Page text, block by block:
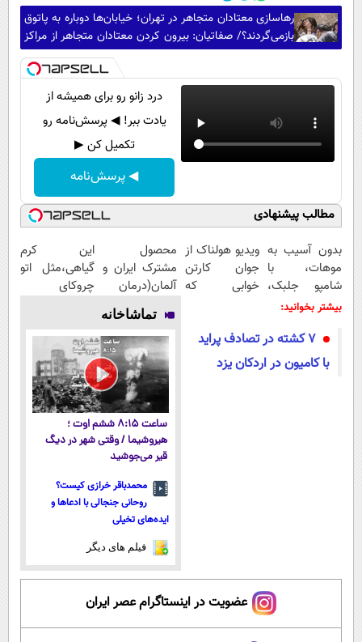
رهاسازی معتادان متجاهر در تهران؛ خیابان‌ها دوباره به پاتوق
بازمی‌گردند؟/ صفاتیان: بیرون کردن معتادان متجاهر از مراکز
فقط یک بهانه است
درد زانو رو برای همیشه از
یادت ببر! ◀ پرسش‌نامه رو
تکمیل کن ▶
◀ پرسش‌نامه
مطالب پیشنهادی
بدون آسیب به
موهات، با
شامپو جلبک،
جلوی ریزششون
ویدیو هولناک از
جوان کارتن
خوابی که
محصول
مشترک ایران و
آلمان(درمان
انواع ریزش مو)
این کرم
گیاهی،مثل اتو
چروکای
بیشتر بخوانید:
7 کشته در تصادف پراید
با کامیون در اردکان یزد
تماشاخانه
ساعت ۸:۱۵ ششم اوت ؛
هیروشیما / وقتی شهر در دیگ
قیر می‌جوشید
محمدباقر خرازی کیست؟
روحانی جنجالی با ادعاها و
ایده‌های تخیلی
فیلم های دیگر
عضویت در اینستاگرام عصر ایران